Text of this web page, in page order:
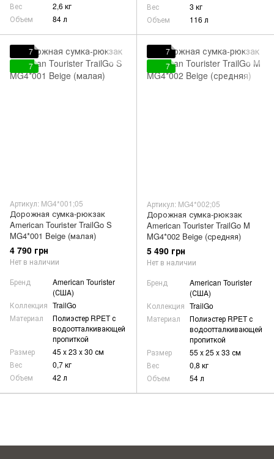
Вес
2,6 кг
Объем
84 л
Вес
3 кг
Объем
116 л
7
7
Артикул: MG4*001;05
Дорожная сумка-рюкзак
American Tourister TrailGo S
MG4*001 Beige (малая)
4 790 грн
Нет в наличии
Бренд
American Tourister
(США)
Коллекция TrailGo
Материал
Полиэстер RPET с
водоотталкивающей
пропиткой
Размер
45 x 23 x 30 см
Вес
0,7 кг
Объем
42 л
7
7
Артикул: MG4*002;05
Дорожная сумка-рюкзак
American Tourister TrailGo M
MG4*002 Beige (средняя)
5 490 грн
Нет в наличии
Бренд
American Tourister
(США)
Коллекция TrailGo
Материал
Полиэстер RPET с
водоотталкивающей
пропиткой
Размер
55 x 25 x 33 см
Вес
0,8 кг
Объем
54 л